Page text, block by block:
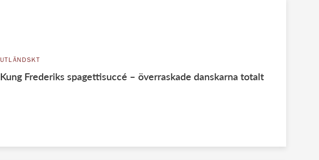
UTLÄNDSKT
Kung Frederiks spagettisuccé – överraskade danskarna totalt